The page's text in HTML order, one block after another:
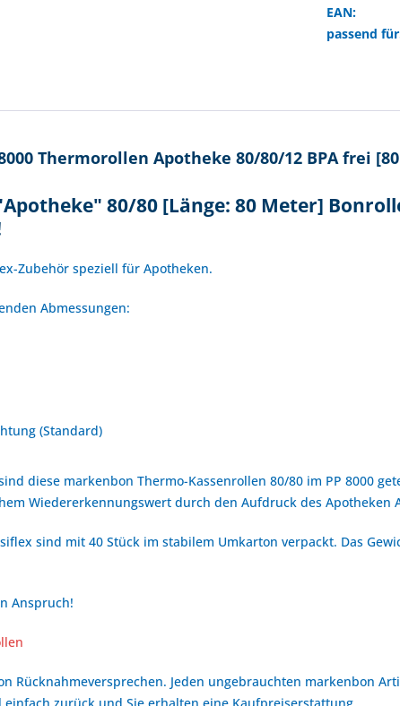
EAN:
passend
Thermorollen Apotheke 80/80/12 BPA frei
80/80 [Länge: 80 Meter]
Zubehör speziell für Apotheken.
Abmessungen:
(Standard)
diese markenbon Thermo-Kassenrollen 80/80 im PP 8000
Wiedererkennungswert durch den Aufdruck des Apotheken
sind mit 40 Stück im stabilem Umkarton verpackt. Das
Anspruch!
Rücknahmeversprechen. Jeden ungebrauchten markenbon